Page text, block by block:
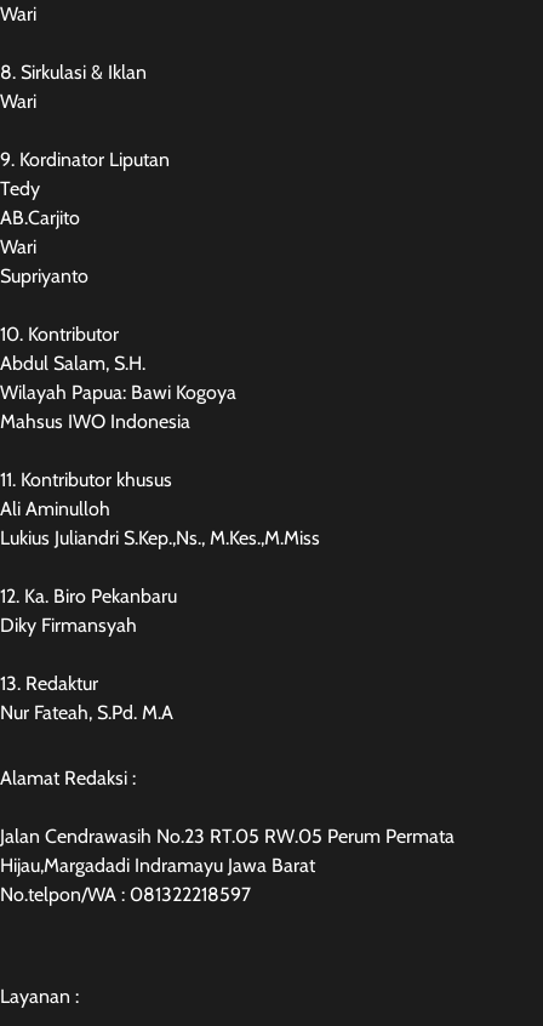
Wari
8. Sirkulasi & Iklan
Wari
9. Kordinator Liputan
Tedy
AB.Carjito
Wari
Supriyanto
10. Kontributor
Abdul Salam, S.H.
Wilayah Papua: Bawi Kogoya
Mahsus IWO Indonesia
11. Kontributor khusus
Ali Aminulloh
Lukius Juliandri S.Kep.,Ns., M.Kes.,M.Miss
12. Ka. Biro Pekanbaru
Diky Firmansyah
13. Redaktur
Nur Fateah, S.Pd. M.A
Alamat Redaksi :
Jalan Cendrawasih No.23 RT.05 RW.05 Perum Permata
Hijau,Margadadi Indramayu Jawa Barat
No.telpon/WA : 081322218597
Layanan :